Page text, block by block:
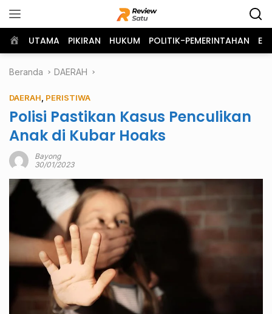
ke
Home
UTAMA PIKIRAN HUKUM POLITIK-PEMERINTAHAN
Beranda DAERAH
DAERAH PERISTIWA
Polisi Pastikan Kasus Penculikan
Anak di Kubar Hoaks
Bayong
30/01/2023